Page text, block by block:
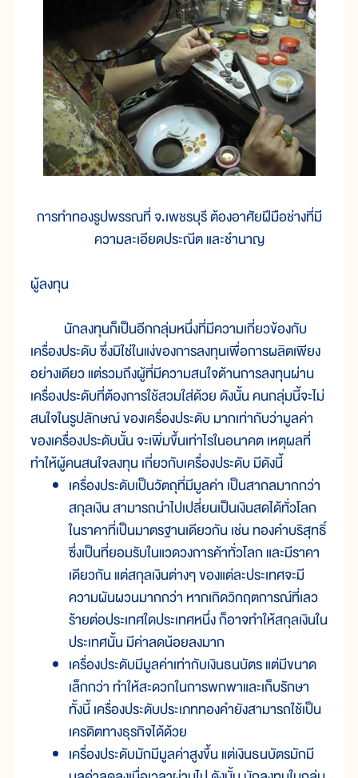
การทำทองรูปพรรณที่ จ.เพชรบุรี ต้องอาศัยฝีมือช่างที่มี
ความละเอียดประณีต และชำนาญ
ผู้ลงทุน
นักลงทุนก็เป็นอีกกลุ่มหนึ่งที่มีความเกี่ยวข้องกับ
เครื่องประดับ ซึ่งมิใช่ในแง่ของการลงทุนเพื่อการผลิตเพียง
อย่างเดียว แต่รวมถึงผู้ที่มีความสนใจด้านการลงทุนผ่าน
เครื่องประดับที่ต้องการใช้สวมใส่ด้วย ดังนั้น คนกลุ่มนี้จะไม่
สนใจในรูปลักษณ์ ของเครื่องประดับ มากเท่ากับว่ามูลค่า
ของเครื่องประดับนั้น จะเพิ่มขึ้นเท่าไรในอนาคต เหตุผลที่
ทำให้ผู้คนสนใจลงทุน เกี่ยวกับเครื่องประดับ มีดังนี้
เครื่องประดับเป็นวัตถุที่มีมูลค่า เป็นสากลมากกว่า
สกุลเงิน สามารถนำไปเปลี่ยนเป็นเงินสดได้ทั่วโลก
ในราคาที่เป็นมาตรฐานเดียวกัน เช่น ทองคำบริสุทธิ์
ซึ่งเป็นที่ยอมรับในแวดวงการค้าทั่วโลก และมีราคา
เดียวกัน แต่สกุลเงินต่างๆ ของแต่ละประเทศจะมี
ความผันผวนมากกว่า หากเกิดวิกฤตการณ์ที่เลว
ร้ายต่อประเทศใดประเทศหนึ่ง ก็อาจทำให้สกุลเงินใน
ประเทศนั้น มีค่าลดน้อยลงมาก
เครื่องประดับมีมูลค่าเท่ากับเงินธนบัตร แต่มีขนาด
เล็กกว่า ทำให้สะดวกในการพกพาและเก็บรักษา
ทั้งนี้ เครื่องประดับประเภททองคำยังสามารถใช้เป็น
เครดิตทางธุรกิจได้ด้วย
เครื่องประดับมักมีมูลค่าสูงขึ้น แต่เงินธนบัตรมักมี